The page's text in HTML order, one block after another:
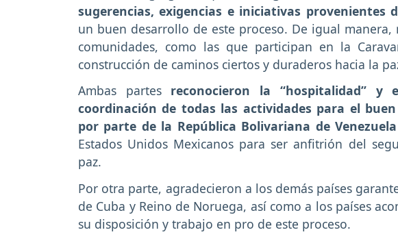
sugerencias, exigencias e iniciativas provenientes
un buen desarrollo de este proceso. De igual
comunidades, como las que participan en la
construcción de caminos ciertos y duraderos hacia la
Ambas partes reconocieron la “hospitalidad” y
coordinación de todas las actividades para el
por parte de la República Bolivariana de Venezuela
Estados Unidos Mexicanos para ser anfitrión del
paz.
Por otra parte, agradecieron a los demás países
de Cuba y Reino de Noruega, así como a los países
su disposición y trabajo en pro de este proceso.